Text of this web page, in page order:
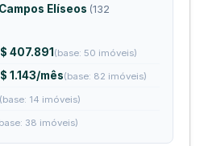
Elíseos (132
407.891 (base: 50 imóveis)
1.143/mês(base: 82 imóveis)
(base: 14 imóveis)
38 imóveis)